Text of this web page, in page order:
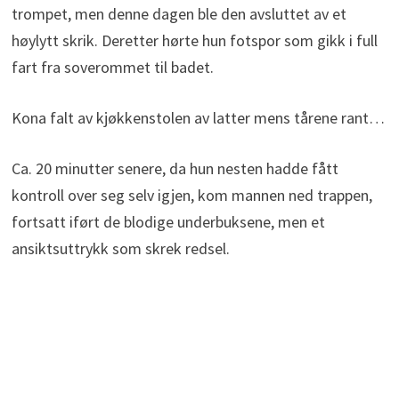
trompet, men denne dagen ble den avsluttet av et
høylytt skrik. Deretter hørte hun fotspor som gikk i full
fart fra soverommet til badet.
Kona falt av kjøkkenstolen av latter mens tårene rant…
Ca. 20 minutter senere, da hun nesten hadde fått
kontroll over seg selv igjen, kom mannen ned trappen,
fortsatt iført de blodige underbuksene, men et
ansiktsuttrykk som skrek redsel.